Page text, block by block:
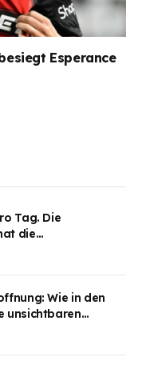
Esperance
Tag. Die
die
erregt.
Wie in den
unsichtbaren